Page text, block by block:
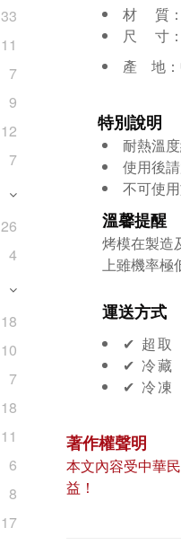
33
11
7
9
12
7
26
4
18
10
7
18
11
6
8
17
材 質：
尺 寸：
產 地：
特別說明
耐熱溫
使用後
不可使
溫馨提醒
烤模在製造
上雖機率極
運送方式
✔︎ 超取
✔︎ 冷藏
✔︎ 冷凍
著作權聲明
本文內容受中華
益！